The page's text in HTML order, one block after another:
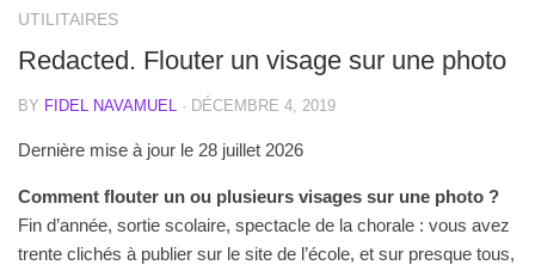
UTILITAIRES
Redacted. Flouter un visage sur une photo
BY FIDEL NAVAMUEL · DÉCEMBRE 4, 2019
Dernière mise à jour le 28 juillet 2026
Comment flouter un ou plusieurs visages sur une photo ?
Fin d’année, sortie scolaire, spectacle de la chorale : vous avez
trente clichés à publier sur le site de l’école, et sur presque tous,